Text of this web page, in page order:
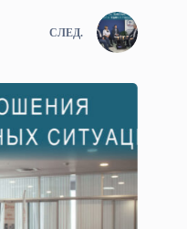
СЛЕД.